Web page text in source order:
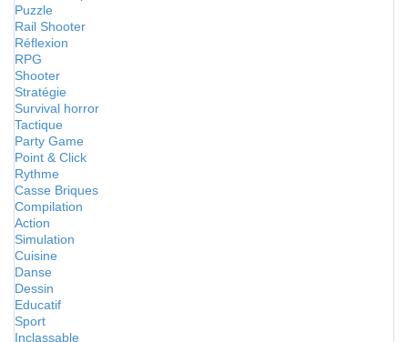
Puzzle
Rail Shooter
Réflexion
RPG
Shooter
Stratégie
Survival horror
Tactique
Party Game
Point & Click
Rythme
Casse Briques
Compilation
Action
Simulation
Cuisine
Danse
Dessin
Educatif
Sport
Inclassable